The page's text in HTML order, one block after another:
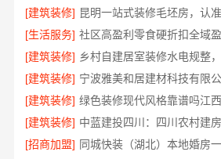
[建筑装修]
[生活服务]
[建筑装修] 乡村自建居室装修水电规整
[建筑装修]
[建筑装修] 绿色装修现代风格靠谱吗江
[建筑装修] 中蓝建投四川：四川农村建
[招商加盟]